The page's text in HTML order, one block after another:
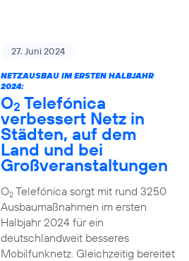
27. Juni 2024
NETZAUSBAU IM ERSTEN HALBJAHR
2024:
O2 Telefónica
verbessert Netz in
Städten, auf dem
Land und bei
Großveranstaltungen
O2Telefónica sorgt mit rund 3250
Ausbaumaßnahmen im ersten
Halbjahr 2024 für ein
deutschlandweit besseres
Mobilfunknetz. Gleichzeitig bereitet